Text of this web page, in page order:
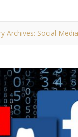
Archives: Social Media